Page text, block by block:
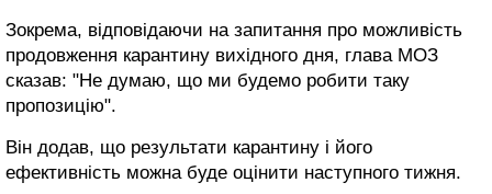
Зокрема, відповідаючи на запитання про можливість
продовження карантину вихідного дня, глава МОЗ
сказав: "Не думаю, що ми будемо робити таку
пропозицію".
Він додав, що результати карантину і його
ефективність можна буде оцінити наступного тижня.